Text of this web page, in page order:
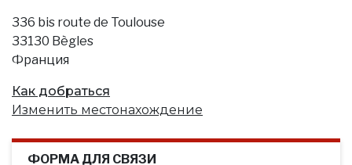
336 bis route de Toulouse
33130 Bègles
Франция
Как добраться
Изменить местонахождение
ФОРМА ДЛЯ СВЯЗИ